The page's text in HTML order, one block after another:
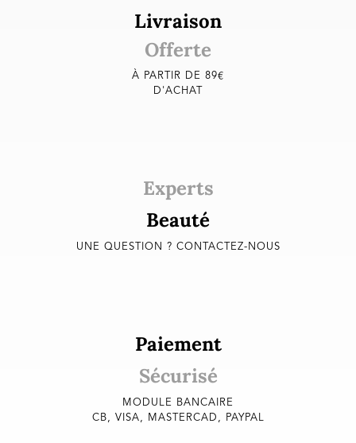
Livraison
Offerte
À PARTIR DE 89€
D'ACHAT
Experts
Beauté
UNE QUESTION ? CONTACTEZ-NOUS
Paiement
Sécurisé
MODULE BANCAIRE
CB, VISA, MASTERCAD, PAYPAL